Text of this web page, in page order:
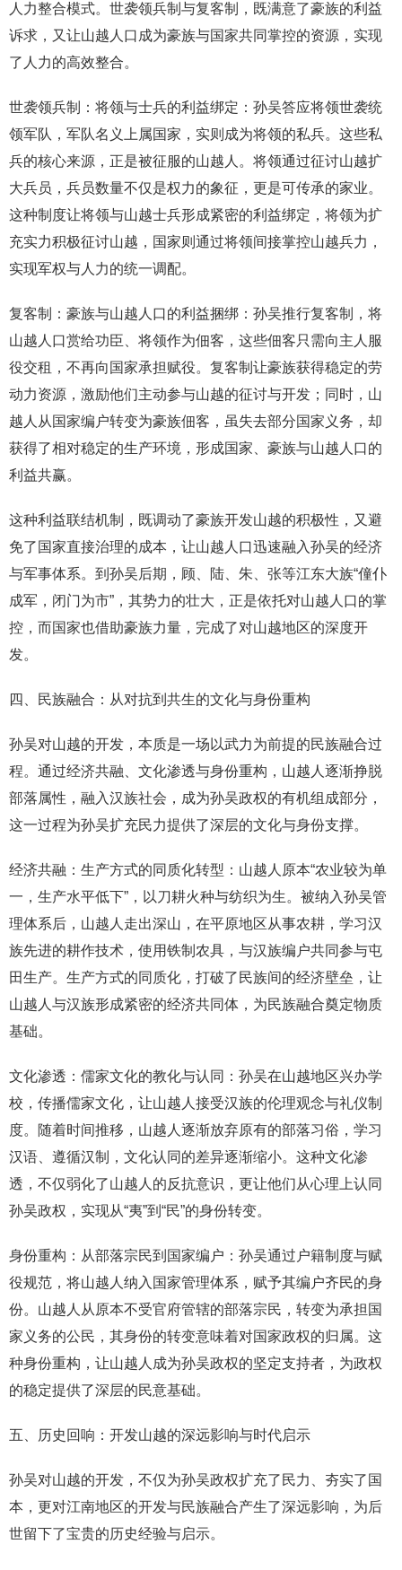
人力整合模式。世袭领兵制与复客制，既满意了豪族的利益
诉求，又让山越人口成为豪族与国家共同掌控的资源，实现
了人力的高效整合。
世袭领兵制：将领与士兵的利益绑定：孙吴答应将领世袭统
领军队，军队名义上属国家，实则成为将领的私兵。这些私
兵的核心来源，正是被征服的山越人。将领通过征讨山越扩
大兵员，兵员数量不仅是权力的象征，更是可传承的家业。
这种制度让将领与山越士兵形成紧密的利益绑定，将领为扩
充实力积极征讨山越，国家则通过将领间接掌控山越兵力，
实现军权与人力的统一调配。
复客制：豪族与山越人口的利益捆绑：孙吴推行复客制，将
山越人口赏给功臣、将领作为佃客，这些佃客只需向主人服
役交租，不再向国家承担赋役。复客制让豪族获得稳定的劳
动力资源，激励他们主动参与山越的征讨与开发；同时，山
越人从国家编户转变为豪族佃客，虽失去部分国家义务，却
获得了相对稳定的生产环境，形成国家、豪族与山越人口的
利益共赢。
这种利益联结机制，既调动了豪族开发山越的积极性，又避
免了国家直接治理的成本，让山越人口迅速融入孙吴的经济
与军事体系。到孙吴后期，顾、陆、朱、张等江东大族“僮仆
成军，闭门为市”，其势力的壮大，正是依托对山越人口的掌
控，而国家也借助豪族力量，完成了对山越地区的深度开
发。
四、民族融合：从对抗到共生的文化与身份重构
孙吴对山越的开发，本质是一场以武力为前提的民族融合过
程。通过经济共融、文化渗透与身份重构，山越人逐渐挣脱
部落属性，融入汉族社会，成为孙吴政权的有机组成部分，
这一过程为孙吴扩充民力提供了深层的文化与身份支撑。
经济共融：生产方式的同质化转型：山越人原本“农业较为单
一，生产水平低下”，以刀耕火种与纺织为生。被纳入孙吴管
理体系后，山越人走出深山，在平原地区从事农耕，学习汉
族先进的耕作技术，使用铁制农具，与汉族编户共同参与屯
田生产。生产方式的同质化，打破了民族间的经济壁垒，让
山越人与汉族形成紧密的经济共同体，为民族融合奠定物质
基础。
文化渗透：儒家文化的教化与认同：孙吴在山越地区兴办学
校，传播儒家文化，让山越人接受汉族的伦理观念与礼仪制
度。随着时间推移，山越人逐渐放弃原有的部落习俗，学习
汉语、遵循汉制，文化认同的差异逐渐缩小。这种文化渗
透，不仅弱化了山越人的反抗意识，更让他们从心理上认同
孙吴政权，实现从“夷”到“民”的身份转变。
身份重构：从部落宗民到国家编户：孙吴通过户籍制度与赋
役规范，将山越人纳入国家管理体系，赋予其编户齐民的身
份。山越人从原本不受官府管辖的部落宗民，转变为承担国
家义务的公民，其身份的转变意味着对国家政权的归属。这
种身份重构，让山越人成为孙吴政权的坚定支持者，为政权
的稳定提供了深层的民意基础。
五、历史回响：开发山越的深远影响与时代启示
孙吴对山越的开发，不仅为孙吴政权扩充了民力、夯实了国
本，更对江南地区的开发与民族融合产生了深远影响，为后
世留下了宝贵的历史经验与启示。